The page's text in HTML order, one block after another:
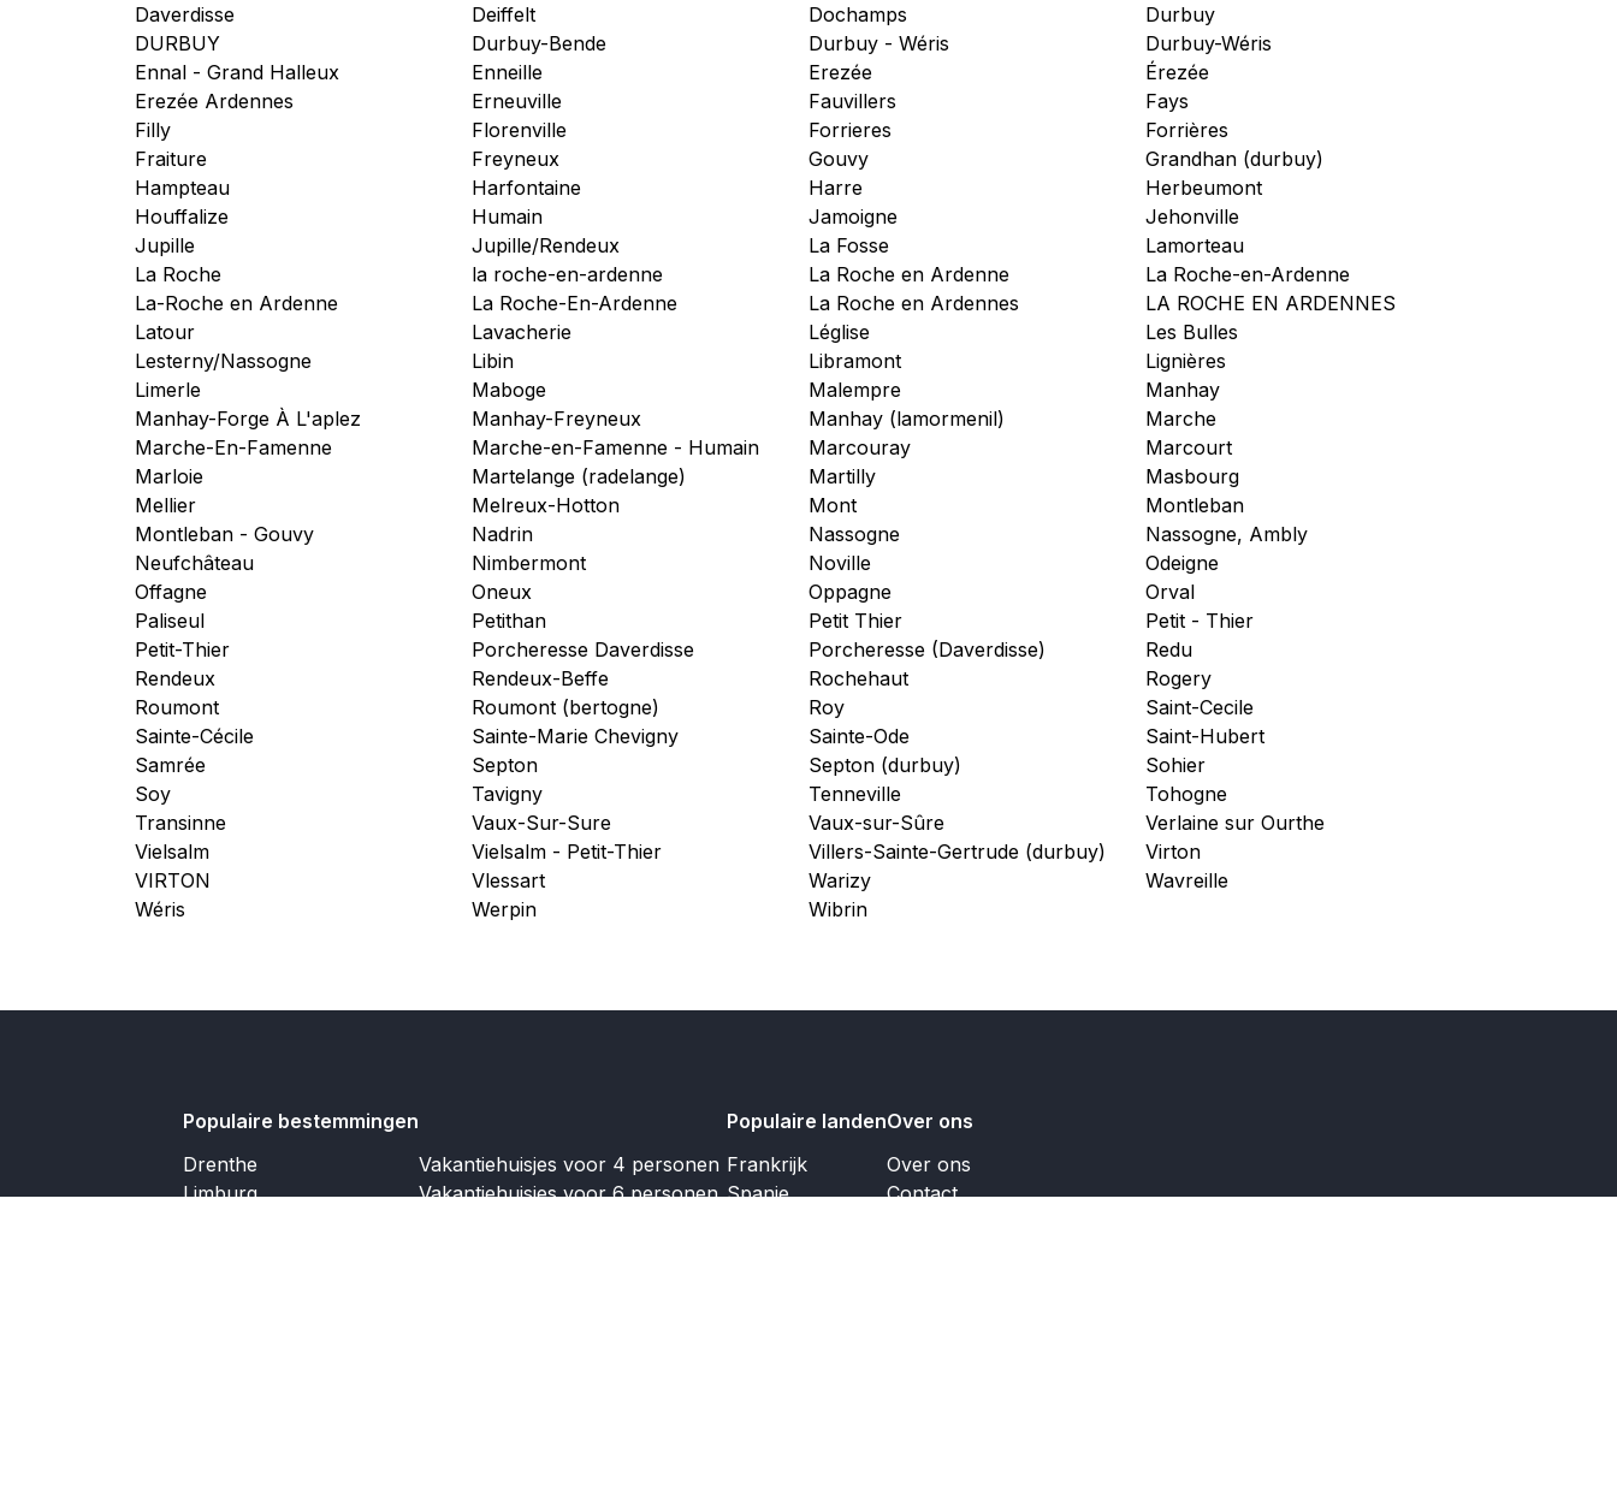
Daverdisse
Deiffelt Dochamps
Durbuy
DURBUY
Durbuy-Bende Durbuy - Wéris
Durbuy-Wéris
Ennal - Grand Halleux
Enneille Erezée
Érezée
Erezée Ardennes
Erneuville Fauvillers
Fays
Filly
Florenville Forrieres
Forrières
Fraiture
Freyneux Gouvy
Grandhan (durbuy)
Hampteau
Harfontaine Harre
Herbeumont
Houffalize
Humain Jamoigne
Jehonville
Jupille
Jupille/Rendeux La Fosse
Lamorteau
La Roche
la roche-en-ardenne La Roche en Ardenne
La Roche-en-Ardenne
La-Roche en Ardenne
La Roche-En-Ardenne La Roche en Ardennes
LA ROCHE EN ARDENNES
Latour
Lavacherie Léglise
Les Bulles
Lesterny/Nassogne
Libin Libramont
Lignières
Limerle
Maboge Malempre
Manhay
Manhay-Forge À L'aplez
Manhay-Freyneux Manhay (lamormenil)
Marche
Marche-En-Famenne
Marche-en-Famenne - Humain Marcouray
Marcourt
Marloie
Martelange (radelange) Martilly
Masbourg
Mellier
Melreux-Hotton Mont
Montleban
Montleban - Gouvy
Nadrin Nassogne
Nassogne, Ambly
Neufchâteau
Nimbermont Noville
Odeigne
Offagne
Oneux Oppagne
Orval
Paliseul
Petithan Petit Thier
Petit - Thier
Petit-Thier
Porcheresse Daverdisse Porcheresse (Daverdisse)
Redu
Rendeux
Rendeux-Beffe Rochehaut
Rogery
Roumont
Roumont (bertogne) Roy
Saint-Cecile
Sainte-Cécile
Sainte-Marie Chevigny Sainte-Ode
Saint-Hubert
Samrée
Septon Septon (durbuy)
Sohier
Soy
Tavigny Tenneville
Tohogne
Transinne
Vaux-Sur-Sure Vaux-sur-Sûre
Verlaine sur Ourthe
Vielsalm
Vielsalm - Petit-Thier Villers-Sainte-Gertrude (durbuy)
Virton
VIRTON
Vlessart Warizy
Wavreille
Wéris
Werpin Wibrin
Populaire bestemmingen
Drenthe
Limburg
Vakantiehuisjes voor 4 personen
Vakantiehuisjes voor 6 personen
Populaire landen
Frankrijk
Spanje
Over ons
Over ons
Contact